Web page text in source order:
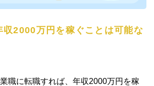
収2000万円を稼ぐことは可能な
業職に転職すれば、年収2000万円を稼